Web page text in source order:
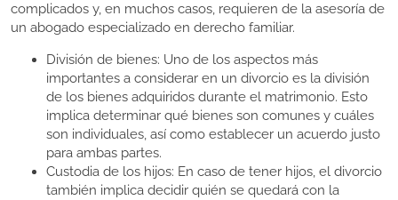
complicados y, en muchos casos, requieren de la asesoría de
un abogado especializado en derecho familiar.
División de bienes: Uno de los aspectos más
importantes a considerar en un divorcio es la división
de los bienes adquiridos durante el matrimonio. Esto
implica determinar qué bienes son comunes y cuáles
son individuales, así como establecer un acuerdo justo
para ambas partes.
Custodia de los hijos: En caso de tener hijos, el divorcio
también implica decidir quién se quedará con la